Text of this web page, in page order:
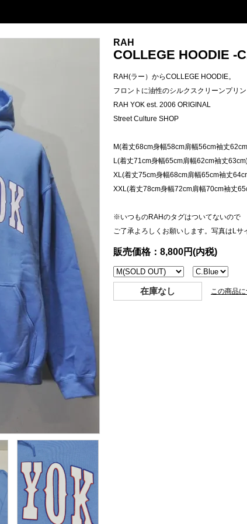
RAH
COLLEGE HOODIE -
RAH(ラー）からCOLLEGE HOODIE。
フロントに油性のシルクスクリーンプリン
RAH YOK est. 2006 ORIGINAL
Street Culture SHOP
M(着丈68cm身幅58cm肩幅56cm袖丈
L(着丈71cm身幅65cm肩幅62cm袖丈
XL(着丈75cm身幅68cm肩幅65cm袖丈
XXL(着丈78cm身幅72cm肩幅70cm袖丈
※いつものRAHのタグはついてないので
ご了承よろしくお願いします。写真はLサ
販売価格：8,800円(内税)
在庫なし この商品